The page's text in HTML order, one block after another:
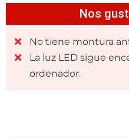
Nos
No tiene montura
La luz LED sigue
ordenador.